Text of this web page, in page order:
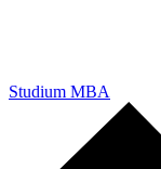
Studium MBA